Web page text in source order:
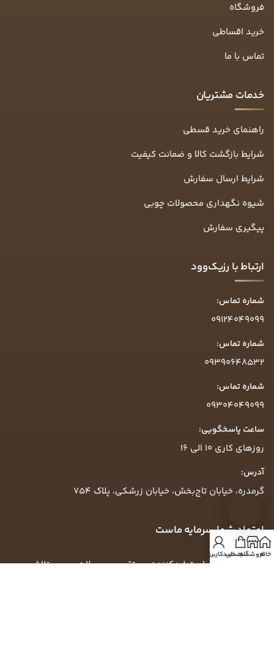
فروشگاه
خرید اقساطی
تماس با ما
خدمات مشتریان
راهنمای خرید قسطی
شرایط بازگشت کالا و ضمانت کیفیت
شرایط ارسال سفارش
شیوه نگهداری محصولات چوبی
پیگیری سفارش
ارتباط با رزیک‌وود
شماره تماس:
09124049099
شماره تماس:
09390648532
شماره تماس:
09304049099
ساعت پاسخگویی:
روزهای کاری ۱۰ الی ۱۶
آدرس:
گرمدره، خیابان تاج‌بخش، خیابان زرشکی، پلاک ۷۵۴
اعتماد شما سرمایه ماست
رزیک‌وود به‌عنوان تولیدکننده مستقیم محصولات چوبی، تلاش
خانهفروشگاهسبد خرید
حساب کاربری من